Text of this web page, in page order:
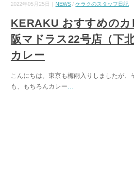
2022年05月25日｜ NEWS /ケラクのスタッフ日記
KERAKU おすすめのカ
阪マドラス22号店（下
カレー
こんにちは。東京も梅雨入りしましたが
も、もちろんカレー